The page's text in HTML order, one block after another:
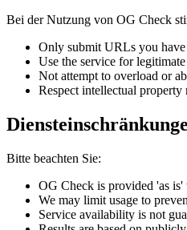
Bei der Nutzung von OG Check
Only submit URLs you
Use the service for
Not attempt to overload or
Respect intellectual property
Bitte beachten Sie:
OG Check is provided 'as
We may limit usage to
Service availability is not